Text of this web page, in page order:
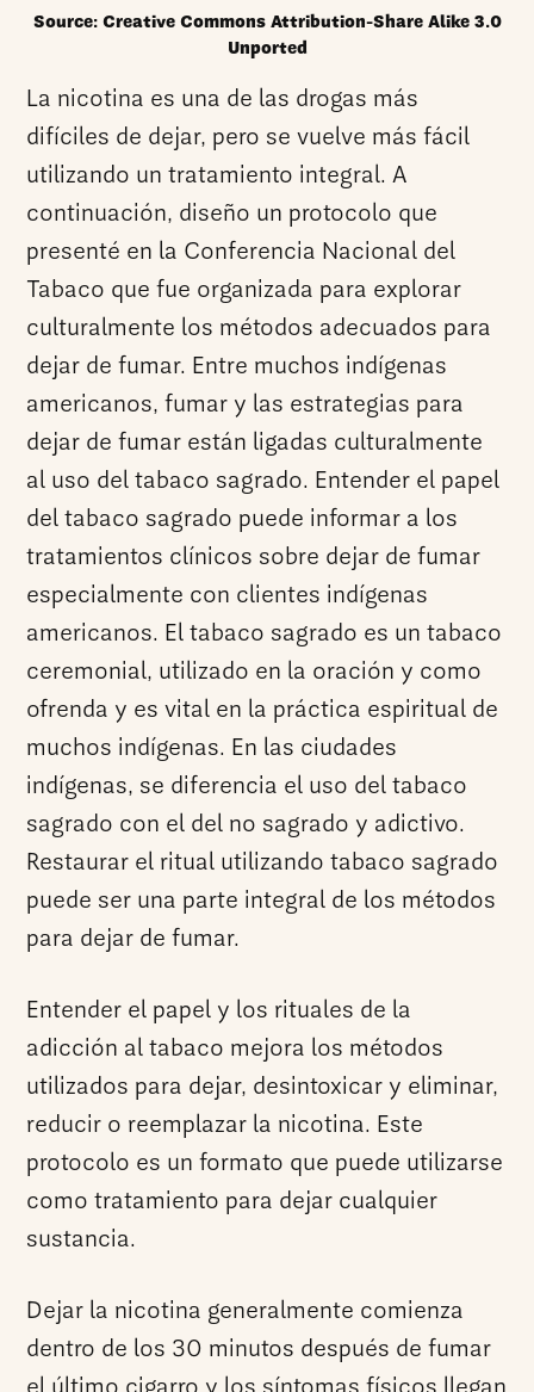
Source: Creative Commons Attribution-Share Alike 3.0
Unported
La nicotina es una de las drogas más
difíciles de dejar, pero se vuelve más fácil
utilizando un tratamiento integral. A
continuación, diseño un protocolo que
presenté en la Conferencia Nacional del
Tabaco que fue organizada para explorar
culturalmente los métodos adecuados para
dejar de fumar. Entre muchos indígenas
americanos, fumar y las estrategias para
dejar de fumar están ligadas culturalmente
al uso del tabaco sagrado. Entender el papel
del tabaco sagrado puede informar a los
tratamientos clínicos sobre dejar de fumar
especialmente con clientes indígenas
americanos. El tabaco sagrado es un tabaco
ceremonial, utilizado en la oración y como
ofrenda y es vital en la práctica espiritual de
muchos indígenas. En las ciudades
indígenas, se diferencia el uso del tabaco
sagrado con el del no sagrado y adictivo.
Restaurar el ritual utilizando tabaco sagrado
puede ser una parte integral de los métodos
para dejar de fumar.
Entender el papel y los rituales de la
adicción al tabaco mejora los métodos
utilizados para dejar, desintoxicar y eliminar,
reducir o reemplazar la nicotina. Este
protocolo es un formato que puede utilizarse
como tratamiento para dejar cualquier
sustancia.
Dejar la nicotina generalmente comienza
dentro de los 30 minutos después de fumar